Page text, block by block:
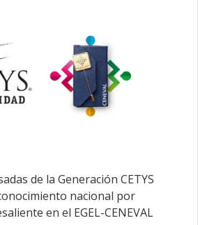
de la Generación CETYS
nacional por
en el EGEL-CENEVAL